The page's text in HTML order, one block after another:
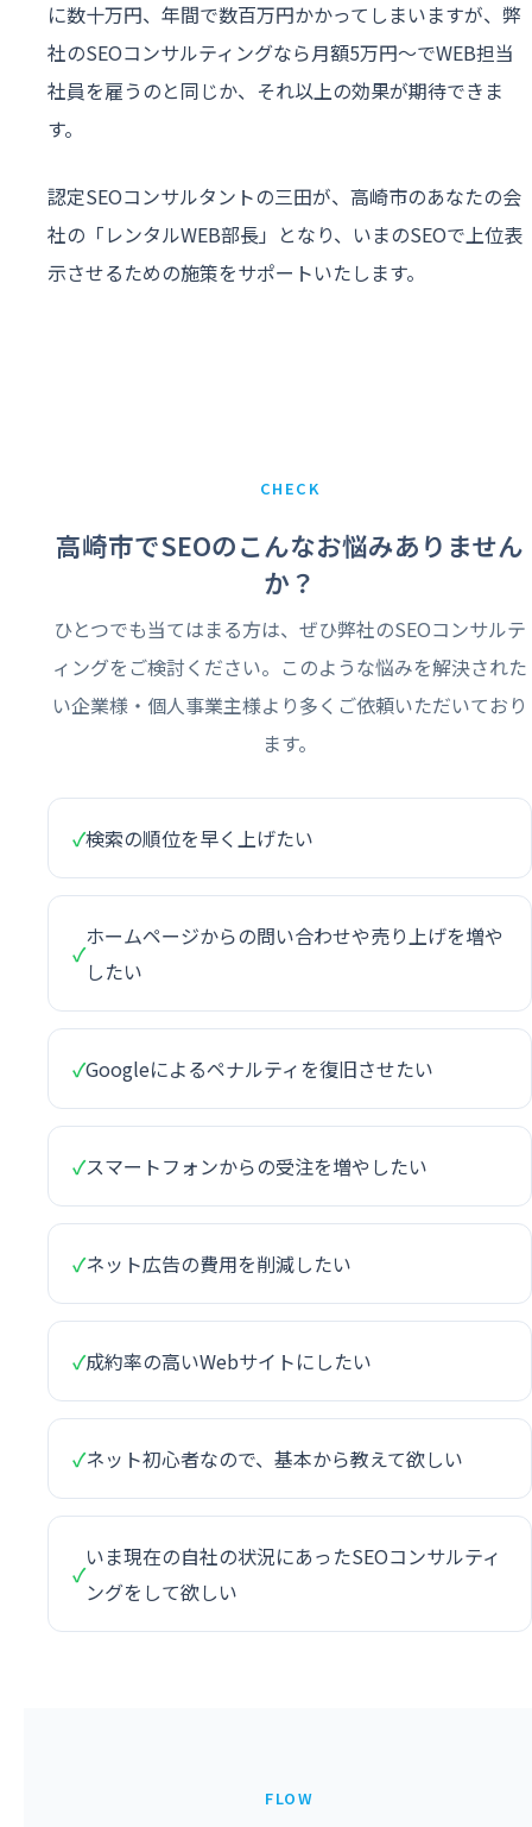
に数十万円、年間で数百万円かかってしまいますが、弊
社のSEOコンサルティングなら月額5万円〜でWEB担当
社員を雇うのと同じか、それ以上の効果が期待できま
す。
認定SEOコンサルタントの三田が、高崎市のあなたの会
社の「レンタルWEB部長」となり、いまのSEOで上位表
示させるための施策をサポートいたします。
CHECK
高崎市でSEOのこんなお悩みありません
か？
ひとつでも当てはまる方は、ぜひ弊社のSEOコンサルテ
ィングをご検討ください。このような悩みを解決された
い企業様・個人事業主様より多くご依頼いただいており
ます。
✓検索の順位を早く上げたい
✓
ホームページからの問い合わせや売り上げを増や
したい
✓Googleによるペナルティを復旧させたい
✓スマートフォンからの受注を増やしたい
✓ネット広告の費用を削減したい
✓成約率の高いWebサイトにしたい
✓ネット初心者なので、基本から教えて欲しい
✓
いま現在の自社の状況にあったSEOコンサルティ
ングをして欲しい
FLOW